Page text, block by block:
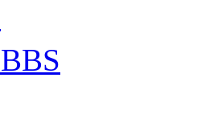
BBS